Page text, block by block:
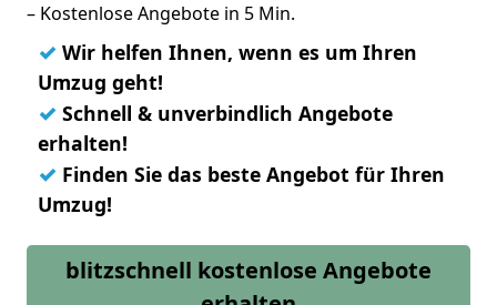
– Kostenlose Angebote in 5 Min.
✓ Wir helfen Ihnen, wenn es um Ihren
Umzug geht!
✓ Schnell & unverbindlich Angebote
erhalten!
✓ Finden Sie das beste Angebot für Ihren
Umzug!
blitzschnell kostenlose Angebote